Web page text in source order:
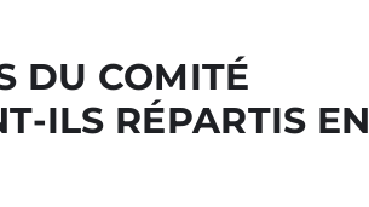
DU COMITÉ
ILS RÉPARTIS EN